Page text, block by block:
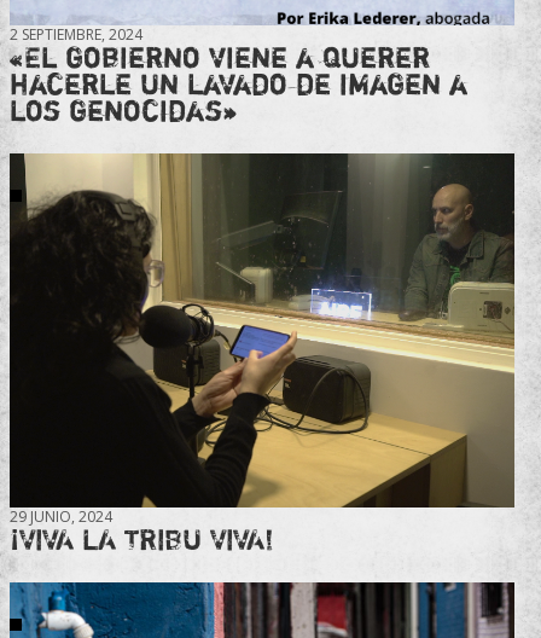
2 SEPTIEMBRE, 2024
«El gobierno viene a querer
hacerle un lavado de imagen a
los genocidas»
29 JUNIO, 2024
¡VIVA LA TRIBU VIVA!